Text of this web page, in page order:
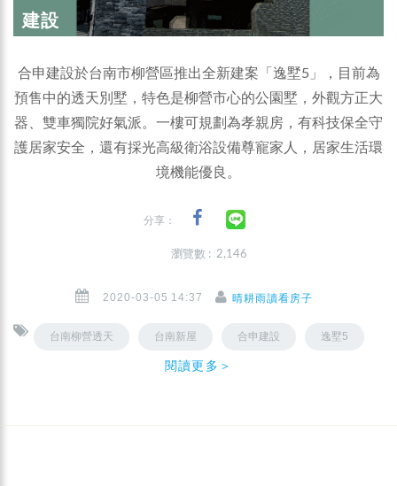
建設
合申建設於台南市柳營區推出全新建案「逸墅5」，目前為
預售中的透天別墅，特色是柳營市心的公園墅，外觀方正大
器、雙車獨院好氣派。一樓可規劃為孝親房，有科技保全守
護居家安全，還有採光高級衛浴設備尊寵家人，居家生活環
境機能優良。
分享：
瀏覽數 : 2,146
2020-03-05 14:37 晴耕雨讀看房子
台南柳營透天 台南新屋 合申建設 逸墅5
閱讀更多＞